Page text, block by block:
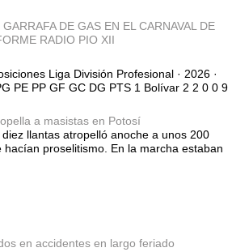
DE GAS EN EL CARNAVAL DE
RADIO PIO XII
Liga División Profesional · 2026 ·
PE PP GF GC DG PTS 1 Bolívar 2 2 0 0 9
a masistas en Potosí
llantas atropelló anoche a unos 200
hacían proselitismo. En la marcha estaban
en accidentes en largo feriado